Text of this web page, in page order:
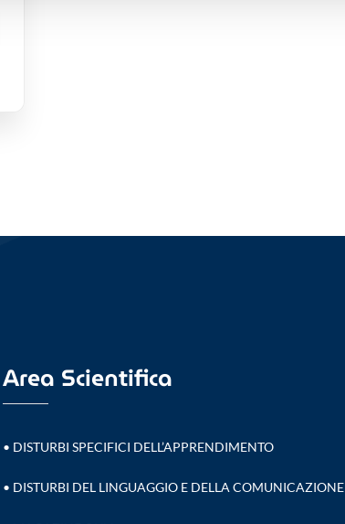
Area Scientifica
• DISTURBI SPECIFICI DELL’APPRENDIMENTO
• DISTURBI DEL LINGUAGGIO E DELLA COMUNICAZIONE